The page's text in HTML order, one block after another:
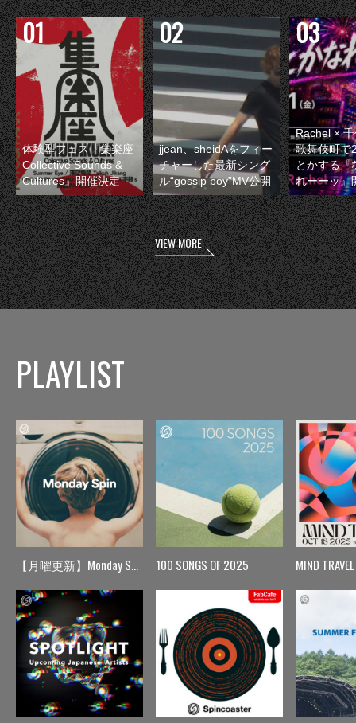
体験型フェス『集楽座
Collective Sounds &
Cultures』開催決定
jjean、sheidAをフィー
チャーした最新シング
ル“gossip boy”MV公開
Rachel ×
歌舞伎町で
とかする『
れーーッ』
VIEW MORE
PLAYLIST
【月曜更新】Monday Spin 100 SONGS OF 2025 MIND TRAVEL